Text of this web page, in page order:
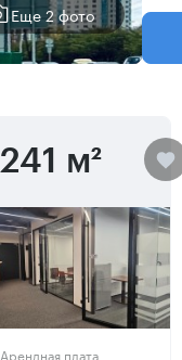
Еще 2 фото
241 м²
Арендная плата